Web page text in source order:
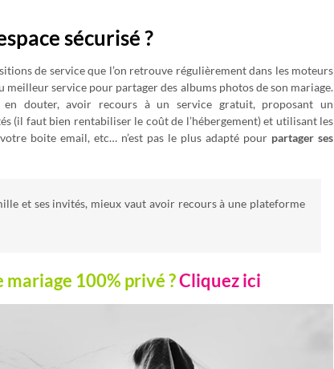
sécurisé ?
de service que l’on retrouve régulièrement dans les moteurs
meilleur service pour partager des albums photos de son mariage.
en douter, avoir recours à un service gratuit, proposant un
(il faut bien rentabiliser le coût de l’hébergement) et utilisant les
boite email, etc… n’est pas le plus adapté pour partager ses
et ses invités, mieux vaut avoir recours à une plateforme
100% privé ?Cliquez ici